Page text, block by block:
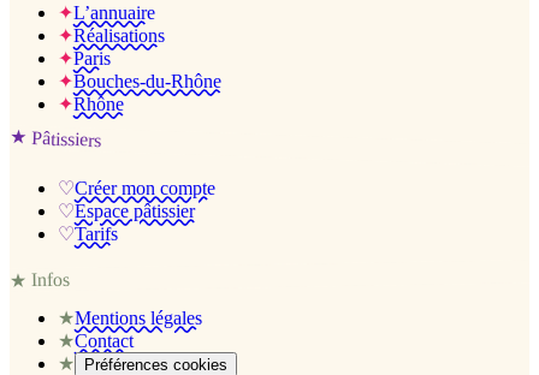
✦L’annuaire
✦Réalisations
✦Paris
✦Bouches-du-Rhône
✦Rhône
★ Pâtissiers
♡Créer mon compte
♡Espace pâtissier
♡Tarifs
★Infos
★Mentions légales
★Contact
★
Préférences cookies